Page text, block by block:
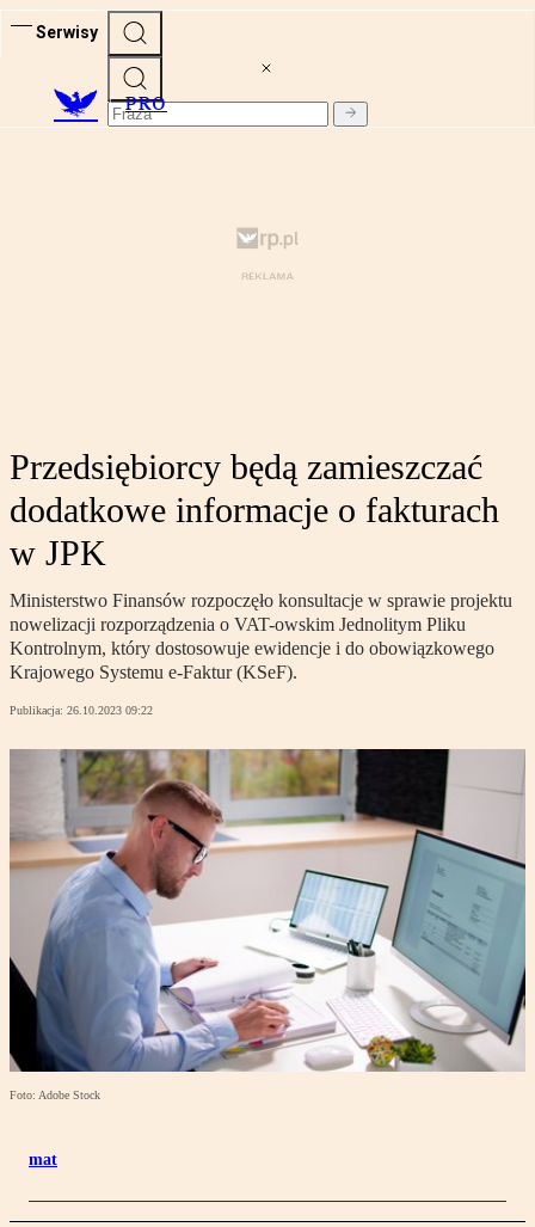
Serwisy
PRO
Przedsiębiorcy będą zamieszczać
dodatkowe informacje o fakturach
w JPK
Ministerstwo Finansów rozpoczęło konsultacje w sprawie projektu
nowelizacji rozporządzenia o VAT-owskim Jednolitym Pliku
Kontrolnym, który dostosowuje ewidencje i do obowiązkowego
Krajowego Systemu e-Faktur (KSeF).
Publikacja: 26.10.2023 09:22
Foto: Adobe Stock
mat